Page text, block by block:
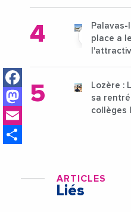
Facebook
Mastodon
place a
Lozère :
sa
collèges
ARTICLES
Liés